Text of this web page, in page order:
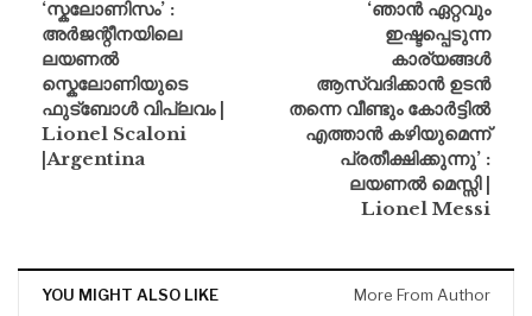
‘സ്കലോണിസം’ :
അർജന്റീനയിലെ
ലയണൽ
സ്കെലോണിയുടെ
ഫുട്ബോൾ വിപ്ലവം |
Lionel Scaloni
|Argentina
‘ഞാൻ ഏറ്റവും
ഇഷ്ടപ്പെടുന്ന
കാര്യങ്ങൾ
ആസ്വദിക്കാൻ ഉടൻ
തന്നെ വീണ്ടും കോർട്ടിൽ
എത്താൻ കഴിയുമെന്ന്
പ്രതീക്ഷിക്കുന്നു’ :
ലയണൽ മെസ്സി |
Lionel Messi
YOU MIGHT ALSO LIKE More From Author